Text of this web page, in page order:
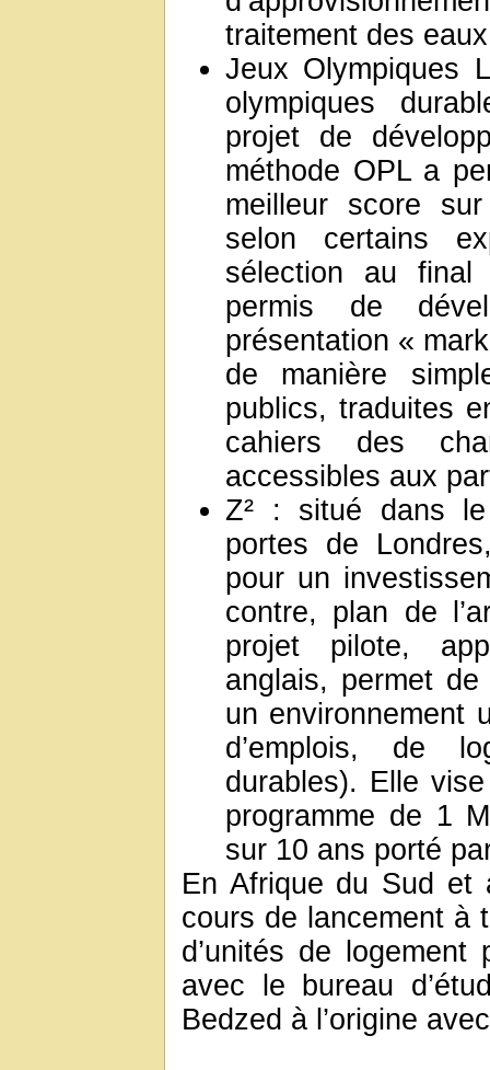
traitement des
Jeux Olympiques
olympiques
projet de
méthode OPL a
meilleur score
selon certains
sélection au
permis de
présentation «
de manière
publics, traduites
cahiers des
accessibles aux
Z² : situé dans
portes de
pour un
contre, plan de
projet pilote,
anglais, permet
un environnement
d’emplois, de
durables). Elle
programme de 1
sur 10 ans porté
En Afrique du Sud et
cours de lancement à
d’unités de logement
avec le bureau
Bedzed à l’origine